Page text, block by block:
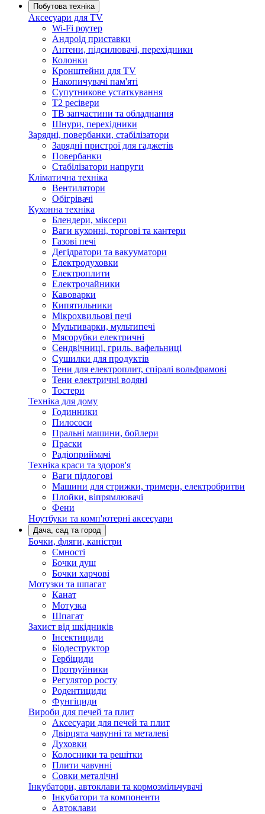
Побутова техніка
Аксесуари для TV
Wi-Fi роутер
Андроід приставки
Антени, підсилювачі, перехідники
Колонки
Кронштейни для TV
Накопичувачі пам'яті
Супутникове устаткування
Т2 ресівери
ТВ запчастини та обладнання
Шнури, перехідники
Зарядні, повербанки, стабілізатори
Зарядні пристрої для гаджетів
Повербанки
Стабілізатори напруги
Кліматична техніка
Вентилятори
Обігрівачі
Кухонна техніка
Блендери, міксери
Ваги кухонні, торгові та кантери
Газові печі
Дегідратори та вакууматори
Електродуховки
Електроплити
Електрочайники
Кавоварки
Кипятильники
Мікрохвильові печі
Мультиварки, мультипечі
Мясорубки електричні
Сендвічниці, гриль, вафельниці
Сушилки для продуктів
Тени для електроплит, спіралі вольфрамові
Тени електричні водяні
Тостери
Техніка для дому
Годинники
Пилососи
Пральні машини, бойлери
Праски
Радіоприймачі
Техніка краси та здоров'я
Ваги підлогові
Машини для стрижки, тримери, електробритви
Плойки, віпрямлювачі
Фени
Ноутбуки та комп'ютерні аксесуари
Дача, сад та город
Бочки, фляги, каністри
Ємності
Бочки душ
Бочки харчові
Мотузки та шпагат
Канат
Мотузка
Шпагат
Захист від шкідників
Інсектициди
Біодеструктор
Гербіциди
Протруйники
Регулятор росту
Родентициди
Фунгіциди
Вироби для печей та плит
Аксесуари для печей та плит
Двірцята чавунні та металеві
Духовки
Колосники та решітки
Плити чавунні
Совки металічні
Інкубатори, автоклави та кормозмільчувачі
Інкубатори та компоненти
Автоклави